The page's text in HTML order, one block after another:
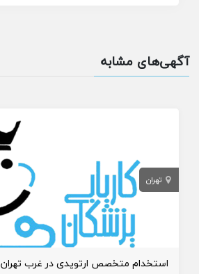
آگهی‌های مشابه
تهران
استخدام متخصص ارتوپدی در غرب تهران